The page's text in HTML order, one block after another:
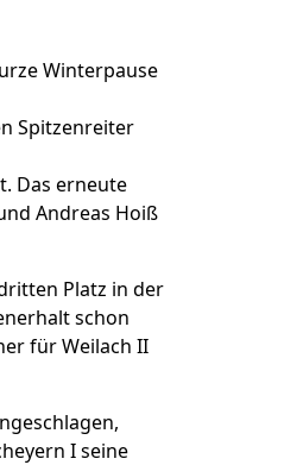
Winterpause
Spitzenreiter
Das erneute
Andreas Hoiß
Platz in der
schon
für Weilach II
I seine